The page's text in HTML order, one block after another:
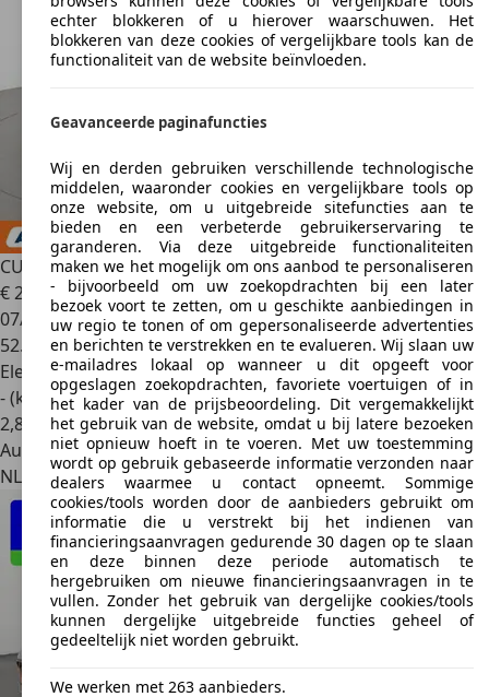
CUPRA Born electric drive 170 kW
€ 28.149 1
07/2023
52.557 km
Elektrisch
- (kWh/100 km)
2,8
Autobedrijf
NL 1101 CLAmsterdam
echter blokkeren of u hierover waarschuwen. Het
blokkeren van deze cookies of vergelijkbare tools kan de
functionaliteit van de website beïnvloeden.
Geavanceerde paginafuncties
Wij en derden gebruiken verschillende technologische
middelen, waaronder cookies en vergelijkbare tools op
onze website, om u uitgebreide sitefuncties aan te
bieden en een verbeterde gebruikerservaring te
garanderen. Via deze uitgebreide functionaliteiten
maken we het mogelijk om ons aanbod te personaliseren
- bijvoorbeeld om uw zoekopdrachten bij een later
bezoek voort te zetten, om u geschikte aanbiedingen in
uw regio te tonen of om gepersonaliseerde advertenties
en berichten te verstrekken en te evalueren. Wij slaan uw
e-mailadres lokaal op wanneer u dit opgeeft voor
opgeslagen zoekopdrachten, favoriete voertuigen of in
het kader van de prijsbeoordeling. Dit vergemakkelijkt
het gebruik van de website, omdat u bij latere bezoeken
niet opnieuw hoeft in te voeren. Met uw toestemming
wordt op gebruik gebaseerde informatie verzonden naar
dealers waarmee u contact opneemt. Sommige
cookies/tools worden door de aanbieders gebruikt om
informatie die u verstrekt bij het indienen van
financieringsaanvragen gedurende 30 dagen op te slaan
en deze binnen deze periode automatisch te
hergebruiken om nieuwe financieringsaanvragen in te
vullen. Zonder het gebruik van dergelijke cookies/tools
kunnen dergelijke uitgebreide functies geheel of
gedeeltelijk niet worden gebruikt.
We werken met 263 aanbieders.